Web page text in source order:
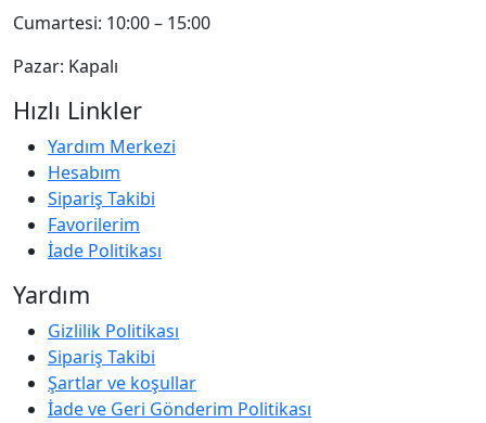
Cumartesi: 10:00 – 15:00
Pazar: Kapalı
Hızlı Linkler
Yardım Merkezi
Hesabım
Sipariş Takibi
Favorilerim
İade Politikası
Yardım
Gizlilik Politikası
Sipariş Takibi
Şartlar ve koşullar
İade ve Geri Gönderim Politikası